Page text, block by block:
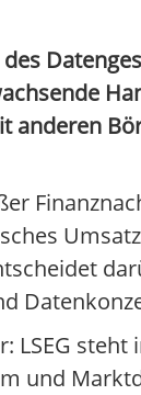
anderen
LSEG
und